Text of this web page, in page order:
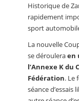
Historique de
rapidement
sport
La nouvelle
se dérouleraen
l’Annexe K du
Fédération. Le
séance d’essais